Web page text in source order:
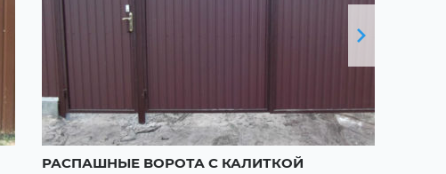
РАСПАШНЫЕ ВОРОТА С КАЛИТКОЙ